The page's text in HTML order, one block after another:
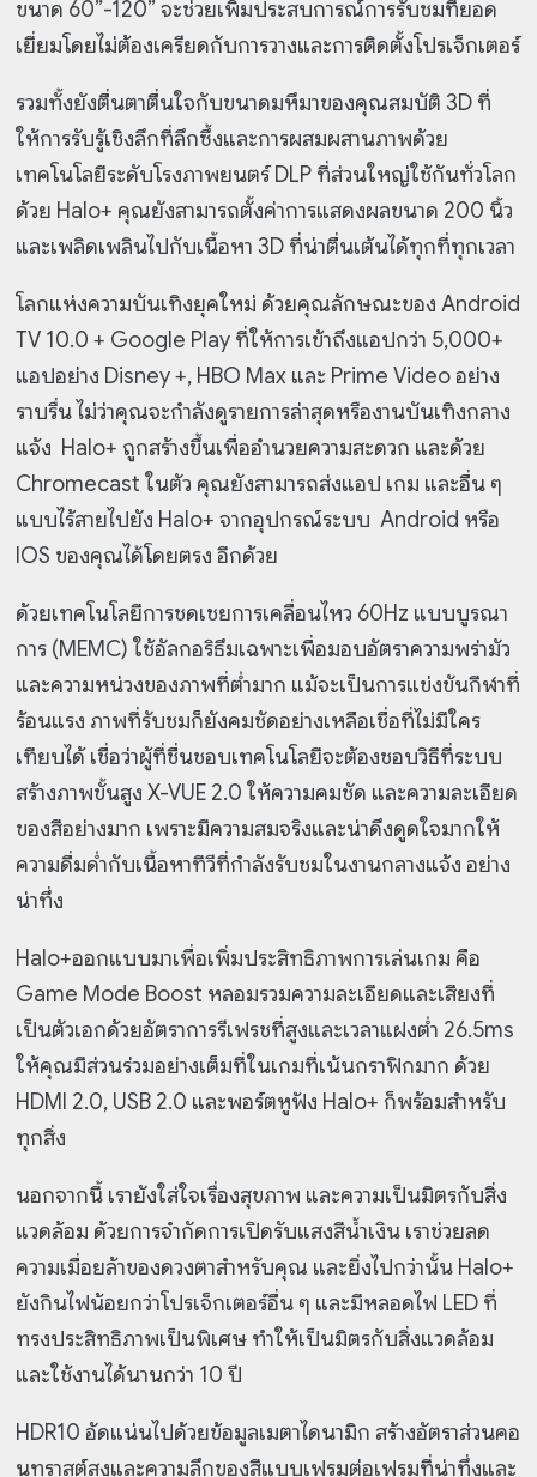
ขนาด 60”-120” จะช่วยเพิ่มประสบการณ์การรับชมที่ยอด
เยี่ยมโดยไม่ต้องเครียดกับการวางและการติดตั้งโปรเจ็กเตอร์
รวมทั้งยังตื่นตาตื่นใจกับขนาดมหึมาของคุณสมบัติ 3D ที่
ให้การรับรู้เชิงลึกที่ลึกซึ้งและการผสมผสานภาพด้วย
เทคโนโลยีระดับโรงภาพยนตร์ DLP ที่ส่วนใหญ่ใช้กันทั่วโลก
ด้วย Halo+ คุณยังสามารถตั้งค่าการแสดงผลขนาด 200 นิ้ว
และเพลิดเพลินไปกับเนื้อหา 3D ที่น่าตื่นเต้นได้ทุกที่ทุกเวลา
โลกแห่งความบันเทิงยุคใหม่ ด้วยคุณลักษณะของ Android
TV 10.0 + Google Play ที่ให้การเข้าถึงแอปกว่า 5,000+
แอปอย่าง Disney +, HBO Max และ Prime Video อย่าง
ราบรื่น ไม่ว่าคุณจะกำลังดูรายการล่าสุดหรืองานบันเทิงกลาง
แจ้ง Halo+ ถูกสร้างขึ้นเพื่ออำนวยความสะดวก และด้วย
Chromecast ในตัว คุณยังสามารถส่งแอป เกม และอื่น ๆ
แบบไร้สายไปยัง Halo+ จากอุปกรณ์ระบบ Android หรือ
IOS ของคุณได้โดยตรง อีกด้วย
ด้วยเทคโนโลยีการชดเชยการเคลื่อนไหว 60Hz แบบบูรณา
การ (MEMC) ใช้อัลกอริธึมเฉพาะเพื่อมอบอัตราความพร่ามัว
และความหน่วงของภาพที่ต่ำมาก แม้จะเป็นการแข่งขันกีฬาที่
ร้อนแรง ภาพที่รับชมก็ยังคมชัดอย่างเหลือเชื่อที่ไม่มีใคร
เทียบได้ เชื่อว่าผู้ที่ชื่นชอบเทคโนโลยีจะต้องชอบวิธีที่ระบบ
สร้างภาพขั้นสูง X-VUE 2.0 ให้ความคมชัด และความละเอียด
ของสีอย่างมาก เพราะมีความสมจริงและน่าดึงดูดใจมากให้
ความดื่มด่ำกับเนื้อหาทีวีที่กำลังรับชมในงานกลางแจ้ง อย่าง
น่าทึ่ง
Halo+ออกแบบมาเพื่อเพิ่มประสิทธิภาพการเล่นเกม คือ
Game Mode Boost หลอมรวมความละเอียดและเสียงที่
เป็นตัวเอกด้วยอัตราการรีเฟรชที่สูงและเวลาแฝงต่ำ 26.5ms
ให้คุณมีส่วนร่วมอย่างเต็มที่ในเกมที่เน้นกราฟิกมาก ด้วย
HDMI 2.0, USB 2.0 และพอร์ตหูฟัง Halo+ ก็พร้อมสำหรับ
ทุกสิ่ง
นอกจากนี้ เรายังใส่ใจเรื่องสุขภาพ และความเป็นมิตรกับสิ่ง
แวดล้อม ด้วยการจำกัดการเปิดรับแสงสีน้ำเงิน เราช่วยลด
ความเมื่อยล้าของดวงตาสำหรับคุณ และยิ่งไปกว่านั้น Halo+
ยังกินไฟน้อยกว่าโปรเจ็กเตอร์อื่น ๆ และมีหลอดไฟ LED ที่
ทรงประสิทธิภาพเป็นพิเศษ ทำให้เป็นมิตรกับสิ่งแวดล้อม
และใช้งานได้นานกว่า 10 ปี
HDR10 อัดแน่นไปด้วยข้อมูลเมตาไดนามิก สร้างอัตราส่วนคอ
นทราสต์สูงและความลึกของสีแบบเฟรมต่อเฟรมที่น่าทึ่งและ